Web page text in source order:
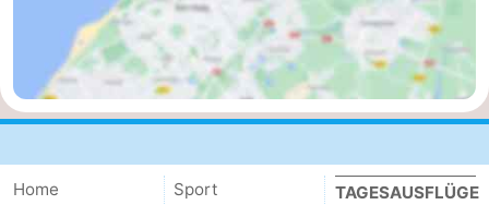
Aussichtspunkte
Attraktionen
-
Spielplätze
-
Home
Sport
TAGESAUSFLÜGE